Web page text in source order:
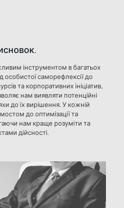
інструментом в багатьох
особистої саморефлексії до
та корпоративних ініціатив,
нам виявляти потенційні
до їх вирішення. У кожній
мостом до оптимізації та
нам краще розуміти та
дійсності.